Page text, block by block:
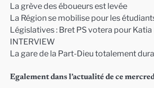
La grève des éboueurs est levée
La Région se mobilise pour les
Législatives : Bret PS votera pour Katia
INTERVIEW
La gare de la Part-Dieu totalement
Egalement dans l’actualité de ce